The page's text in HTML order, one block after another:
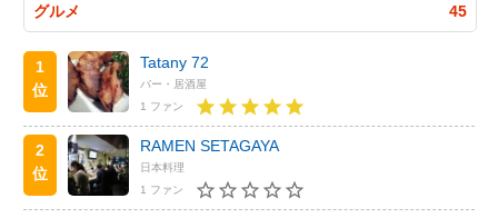
グルメ 45
1
位
Tatany 72
バー・居酒屋
1 ファン
2
位
RAMEN SETAGAYA
日本料理
1 ファン